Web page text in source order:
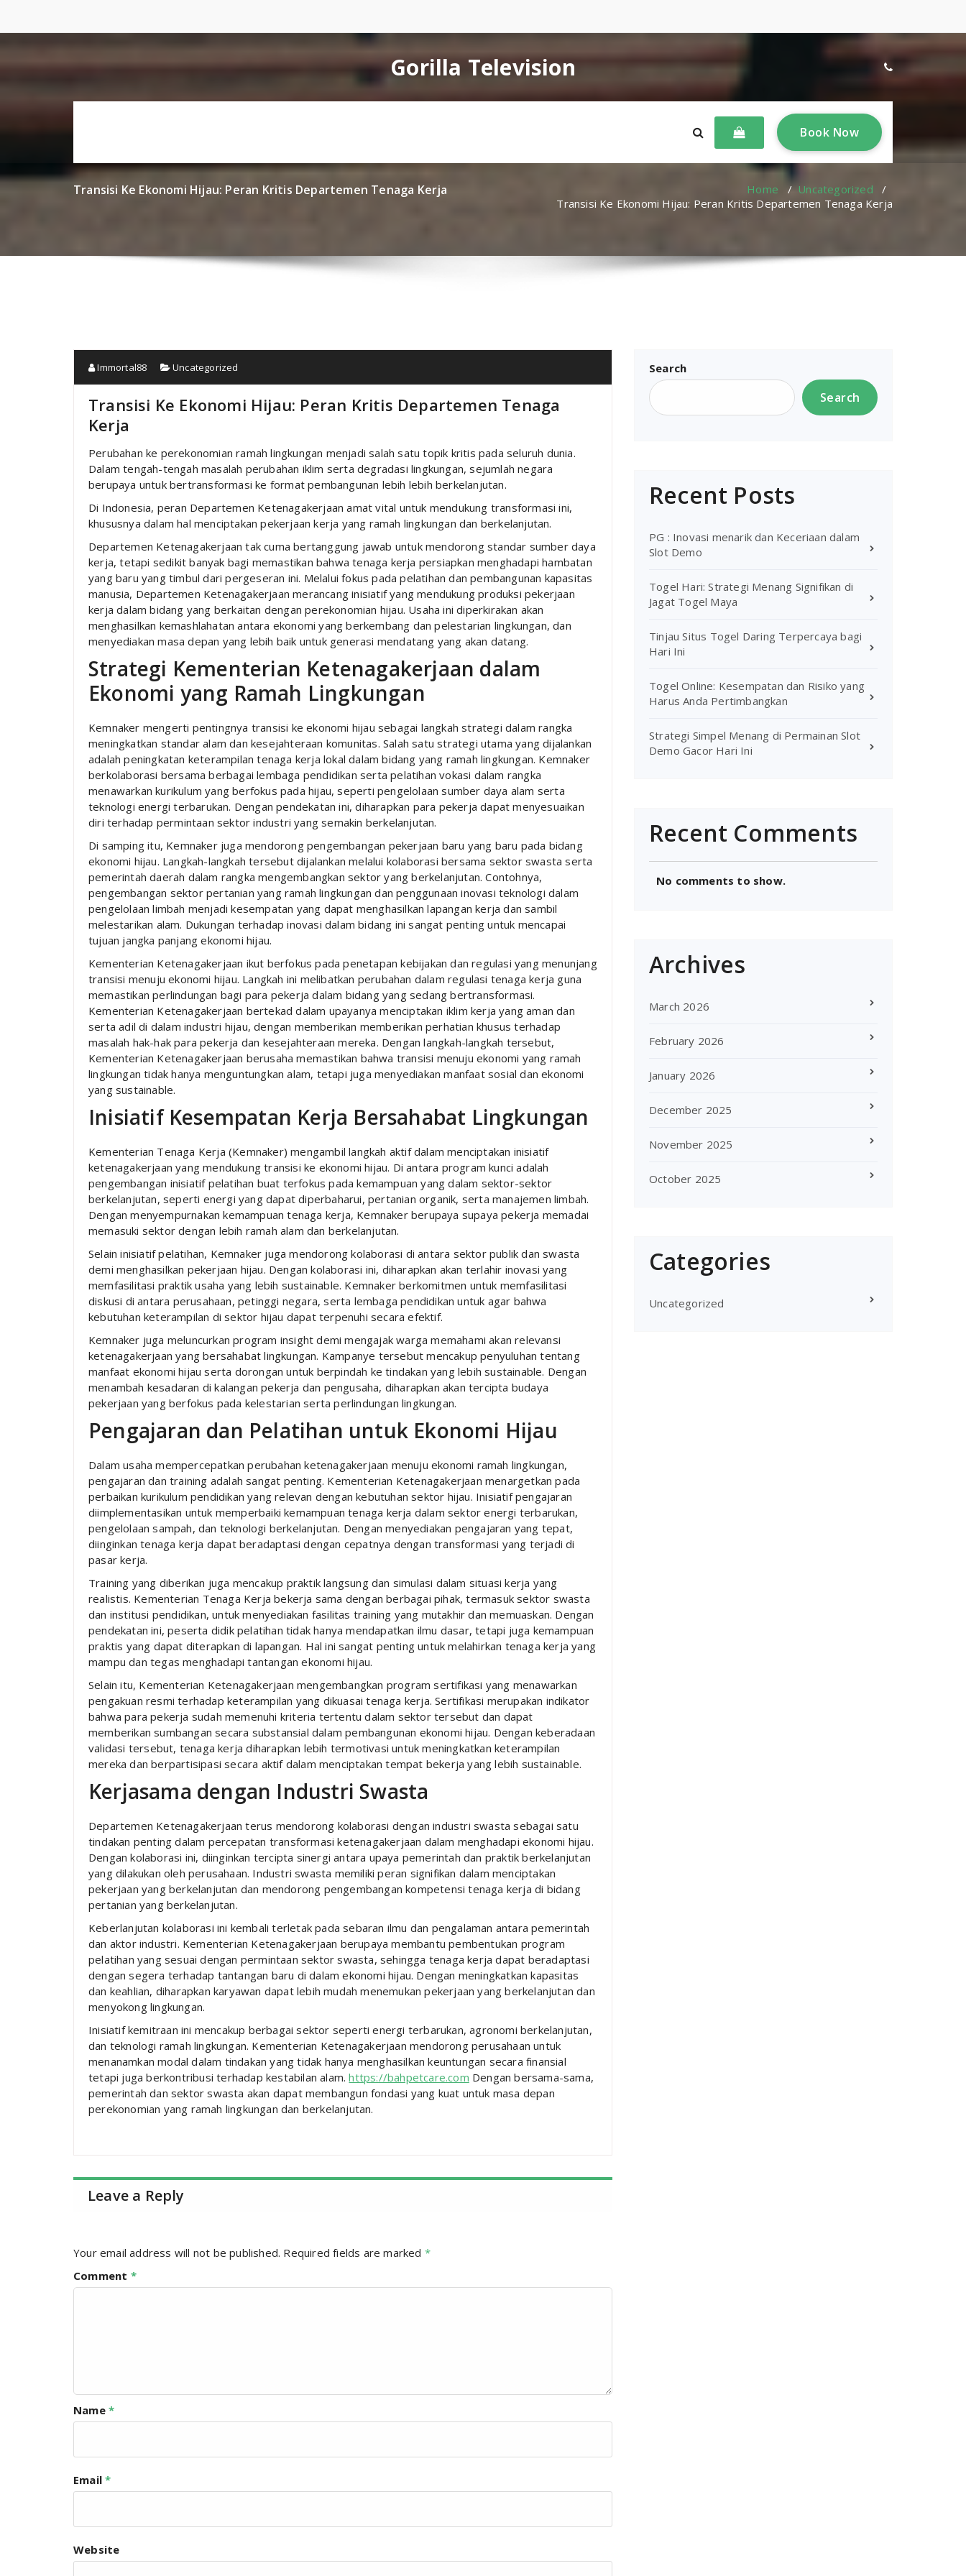
content
Gorilla Television
Book Now
Transisi Ke Ekonomi Hijau: Peran Kritis Departemen Tenaga Kerja Home /Uncategorized /
Transisi Ke Ekonomi Hijau: Peran Kritis Departemen Tenaga Kerja
Immortal88 Uncategorized
Transisi Ke Ekonomi Hijau: Peran Kritis Departemen Tenaga
Kerja
Perubahan ke perekonomian ramah lingkungan menjadi salah satu topik kritis pada seluruh dunia.
Dalam tengah-tengah masalah perubahan iklim serta degradasi lingkungan, sejumlah negara
berupaya untuk bertransformasi ke format pembangunan lebih lebih berkelanjutan.
Di Indonesia, peran Departemen Ketenagakerjaan amat vital untuk mendukung transformasi ini,
khususnya dalam hal menciptakan pekerjaan kerja yang ramah lingkungan dan berkelanjutan.
Departemen Ketenagakerjaan tak cuma bertanggung jawab untuk mendorong standar sumber daya
kerja, tetapi sedikit banyak bagi memastikan bahwa tenaga kerja persiapkan menghadapi hambatan
yang baru yang timbul dari pergeseran ini. Melalui fokus pada pelatihan dan pembangunan kapasitas
manusia, Departemen Ketenagakerjaan merancang inisiatif yang mendukung produksi pekerjaan
kerja dalam bidang yang berkaitan dengan perekonomian hijau. Usaha ini diperkirakan akan
menghasilkan kemashlahatan antara ekonomi yang berkembang dan pelestarian lingkungan, dan
menyediakan masa depan yang lebih baik untuk generasi mendatang yang akan datang.
Strategi Kementerian Ketenagakerjaan dalam
Ekonomi yang Ramah Lingkungan
Kemnaker mengerti pentingnya transisi ke ekonomi hijau sebagai langkah strategi dalam rangka
meningkatkan standar alam dan kesejahteraan komunitas. Salah satu strategi utama yang dijalankan
adalah peningkatan keterampilan tenaga kerja lokal dalam bidang yang ramah lingkungan. Kemnaker
berkolaborasi bersama berbagai lembaga pendidikan serta pelatihan vokasi dalam rangka
menawarkan kurikulum yang berfokus pada hijau, seperti pengelolaan sumber daya alam serta
teknologi energi terbarukan. Dengan pendekatan ini, diharapkan para pekerja dapat menyesuaikan
diri terhadap permintaan sektor industri yang semakin berkelanjutan.
Di samping itu, Kemnaker juga mendorong pengembangan pekerjaan baru yang baru pada bidang
ekonomi hijau. Langkah-langkah tersebut dijalankan melalui kolaborasi bersama sektor swasta serta
pemerintah daerah dalam rangka mengembangkan sektor yang berkelanjutan. Contohnya,
pengembangan sektor pertanian yang ramah lingkungan dan penggunaan inovasi teknologi dalam
pengelolaan limbah menjadi kesempatan yang dapat menghasilkan lapangan kerja dan sambil
melestarikan alam. Dukungan terhadap inovasi dalam bidang ini sangat penting untuk mencapai
tujuan jangka panjang ekonomi hijau.
Kementerian Ketenagakerjaan ikut berfokus pada penetapan kebijakan dan regulasi yang menunjang
transisi menuju ekonomi hijau. Langkah ini melibatkan perubahan dalam regulasi tenaga kerja guna
memastikan perlindungan bagi para pekerja dalam bidang yang sedang bertransformasi.
Kementerian Ketenagakerjaan bertekad dalam upayanya menciptakan iklim kerja yang aman dan
serta adil di dalam industri hijau, dengan memberikan memberikan perhatian khusus terhadap
masalah hak-hak para pekerja dan kesejahteraan mereka. Dengan langkah-langkah tersebut,
Kementerian Ketenagakerjaan berusaha memastikan bahwa transisi menuju ekonomi yang ramah
lingkungan tidak hanya menguntungkan alam, tetapi juga menyediakan manfaat sosial dan ekonomi
yang sustainable.
Inisiatif Kesempatan Kerja Bersahabat Lingkungan
Kementerian Tenaga Kerja (Kemnaker) mengambil langkah aktif dalam menciptakan inisiatif
ketenagakerjaan yang mendukung transisi ke ekonomi hijau. Di antara program kunci adalah
pengembangan inisiatif pelatihan buat terfokus pada kemampuan yang dalam sektor-sektor
berkelanjutan, seperti energi yang dapat diperbaharui, pertanian organik, serta manajemen limbah.
Dengan menyempurnakan kemampuan tenaga kerja, Kemnaker berupaya supaya pekerja memadai
memasuki sektor dengan lebih ramah alam dan berkelanjutan.
Selain inisiatif pelatihan, Kemnaker juga mendorong kolaborasi di antara sektor publik dan swasta
demi menghasilkan pekerjaan hijau. Dengan kolaborasi ini, diharapkan akan terlahir inovasi yang
memfasilitasi praktik usaha yang lebih sustainable. Kemnaker berkomitmen untuk memfasilitasi
diskusi di antara perusahaan, petinggi negara, serta lembaga pendidikan untuk agar bahwa
kebutuhan keterampilan di sektor hijau dapat terpenuhi secara efektif.
Kemnaker juga meluncurkan program insight demi mengajak warga memahami akan relevansi
ketenagakerjaan yang bersahabat lingkungan. Kampanye tersebut mencakup penyuluhan tentang
manfaat ekonomi hijau serta dorongan untuk berpindah ke tindakan yang lebih sustainable. Dengan
menambah kesadaran di kalangan pekerja dan pengusaha, diharapkan akan tercipta budaya
pekerjaan yang berfokus pada kelestarian serta perlindungan lingkungan.
Pengajaran dan Pelatihan untuk Ekonomi Hijau
Dalam usaha mempercepatkan perubahan ketenagakerjaan menuju ekonomi ramah lingkungan,
pengajaran dan training adalah sangat penting. Kementerian Ketenagakerjaan menargetkan pada
perbaikan kurikulum pendidikan yang relevan dengan kebutuhan sektor hijau. Inisiatif pengajaran
diimplementasikan untuk memperbaiki kemampuan tenaga kerja dalam sektor energi terbarukan,
pengelolaan sampah, dan teknologi berkelanjutan. Dengan menyediakan pengajaran yang tepat,
diinginkan tenaga kerja dapat beradaptasi dengan cepatnya dengan transformasi yang terjadi di
pasar kerja.
Training yang diberikan juga mencakup praktik langsung dan simulasi dalam situasi kerja yang
realistis. Kementerian Tenaga Kerja bekerja sama dengan berbagai pihak, termasuk sektor swasta
dan institusi pendidikan, untuk menyediakan fasilitas training yang mutakhir dan memuaskan. Dengan
pendekatan ini, peserta didik pelatihan tidak hanya mendapatkan ilmu dasar, tetapi juga kemampuan
praktis yang dapat diterapkan di lapangan. Hal ini sangat penting untuk melahirkan tenaga kerja yang
mampu dan tegas menghadapi tantangan ekonomi hijau.
Selain itu, Kementerian Ketenagakerjaan mengembangkan program sertifikasi yang menawarkan
pengakuan resmi terhadap keterampilan yang dikuasai tenaga kerja. Sertifikasi merupakan indikator
bahwa para pekerja sudah memenuhi kriteria tertentu dalam sektor tersebut dan dapat
memberikan sumbangan secara substansial dalam pembangunan ekonomi hijau. Dengan keberadaan
validasi tersebut, tenaga kerja diharapkan lebih termotivasi untuk meningkatkan keterampilan
mereka dan berpartisipasi secara aktif dalam menciptakan tempat bekerja yang lebih sustainable.
Kerjasama dengan Industri Swasta
Departemen Ketenagakerjaan terus mendorong kolaborasi dengan industri swasta sebagai satu
tindakan penting dalam percepatan transformasi ketenagakerjaan dalam menghadapi ekonomi hijau.
Dengan kolaborasi ini, diinginkan tercipta sinergi antara upaya pemerintah dan praktik berkelanjutan
yang dilakukan oleh perusahaan. Industri swasta memiliki peran signifikan dalam menciptakan
pekerjaan yang berkelanjutan dan mendorong pengembangan kompetensi tenaga kerja di bidang
pertanian yang berkelanjutan.
Keberlanjutan kolaborasi ini kembali terletak pada sebaran ilmu dan pengalaman antara pemerintah
dan aktor industri. Kementerian Ketenagakerjaan berupaya membantu pembentukan program
pelatihan yang sesuai dengan permintaan sektor swasta, sehingga tenaga kerja dapat beradaptasi
dengan segera terhadap tantangan baru di dalam ekonomi hijau. Dengan meningkatkan kapasitas
dan keahlian, diharapkan karyawan dapat lebih mudah menemukan pekerjaan yang berkelanjutan dan
menyokong lingkungan.
Inisiatif kemitraan ini mencakup berbagai sektor seperti energi terbarukan, agronomi berkelanjutan,
dan teknologi ramah lingkungan. Kementerian Ketenagakerjaan mendorong perusahaan untuk
menanamkan modal dalam tindakan yang tidak hanya menghasilkan keuntungan secara finansial
tetapi juga berkontribusi terhadap kestabilan alam.https://bahpetcare.com Dengan bersama-sama,
pemerintah dan sektor swasta akan dapat membangun fondasi yang kuat untuk masa depan
perekonomian yang ramah lingkungan dan berkelanjutan.
Leave a Reply
Your email address will not be published. Required fields are marked *
Comment *
Name *
Email*
Website
Search
Search
Recent Posts
PG : Inovasi menarik dan Keceriaan dalam
Slot Demo
Togel Hari: Strategi Menang Signifikan di
Jagat Togel Maya
Tinjau Situs Togel Daring Terpercaya bagi
Hari Ini
Togel Online: Kesempatan dan Risiko yang
Harus Anda Pertimbangkan
Strategi Simpel Menang di Permainan Slot
Demo Gacor Hari Ini
Recent Comments
No comments to show.
Archives
March 2026
February 2026
January 2026
December 2025
November 2025
October 2025
Categories
Uncategorized